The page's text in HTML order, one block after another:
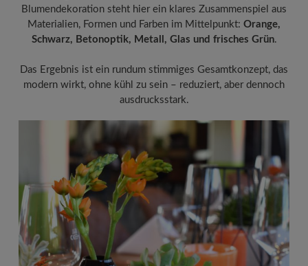
Blumendekoration steht hier ein klares Zusammenspiel aus
Materialien, Formen und Farben im Mittelpunkt: Orange,
Schwarz, Betonoptik, Metall, Glas und frisches Grün.
Das Ergebnis ist ein rundum stimmiges Gesamtkonzept, das
modern wirkt, ohne kühl zu sein – reduziert, aber dennoch
ausdrucksstark.